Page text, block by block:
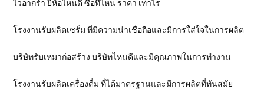
ไวอากร้า ยี่ห้อไหนดี ซื้อที่ไหน ราคา เท่าไร
โรงงานรับผลิตเซรั่ม ที่มีความน่าเชื่อถือและมีการใส่ใจในการผลิต
บริษัทรับเหมาก่อสร้าง บริษัทไหนดีและมีคุณภาพในการทำงาน
โรงงานรับผลิตเครื่องดื่ม ที่ได้มาตรฐานและมีการผลิตที่ทันสมัย